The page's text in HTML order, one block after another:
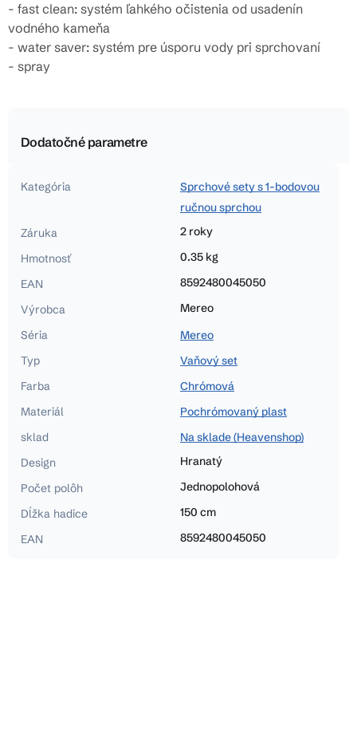
- fast clean: systém ľahkého očistenia od usadenín
vodného kameňa
- water saver: systém pre úsporu vody pri sprchovaní
- spray
Dodatočné parametre
Kategória
Sprchové sety s 1-bodovou
ručnou sprchou
Záruka
2 roky
Hmotnosť
0.35 kg
EAN
8592480045050
Výrobca
Mereo
Séria
Mereo
Typ
Vaňový set
Farba
Chrómová
Materiál
Pochrómovaný plast
sklad
Na sklade (Heavenshop)
Design
Hranatý
Počet polôh
Jednopolohová
Dĺžka hadice
150 cm
EAN
8592480045050